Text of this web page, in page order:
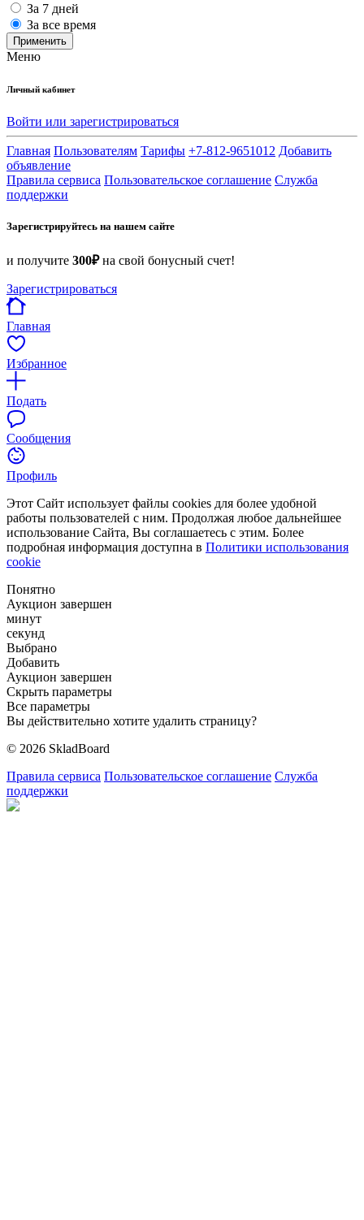
За 7 дней
За все время
Применить
Меню
Личный кабинет
Войти или зарегистрироваться
Главная Пользователям Тарифы +7-812-9651012 Добавить
объявление
Правила сервиса Пользовательское соглашение Служба
поддержки
Зарегистрируйтесь на нашем сайте
и получите 300₽на свой бонусный счет!
Зарегистрироваться
Главная
Избранное
Подать
Сообщения
Профиль
Этот Сайт использует файлы cookies для более удобной
работы пользователей с ним. Продолжая любое дальнейшее
использование Сайта, Вы соглашаетесь с этим. Более
подробная информация доступна в Политики использования
cookie
Понятно
Аукцион завершен
минут
секунд
Выбрано
Добавить
Аукцион завершен
Скрыть параметры
Все параметры
Вы действительно хотите удалить страницу?
© 2026 SkladBoard
Правила сервиса Пользовательское соглашение Служба
поддержки